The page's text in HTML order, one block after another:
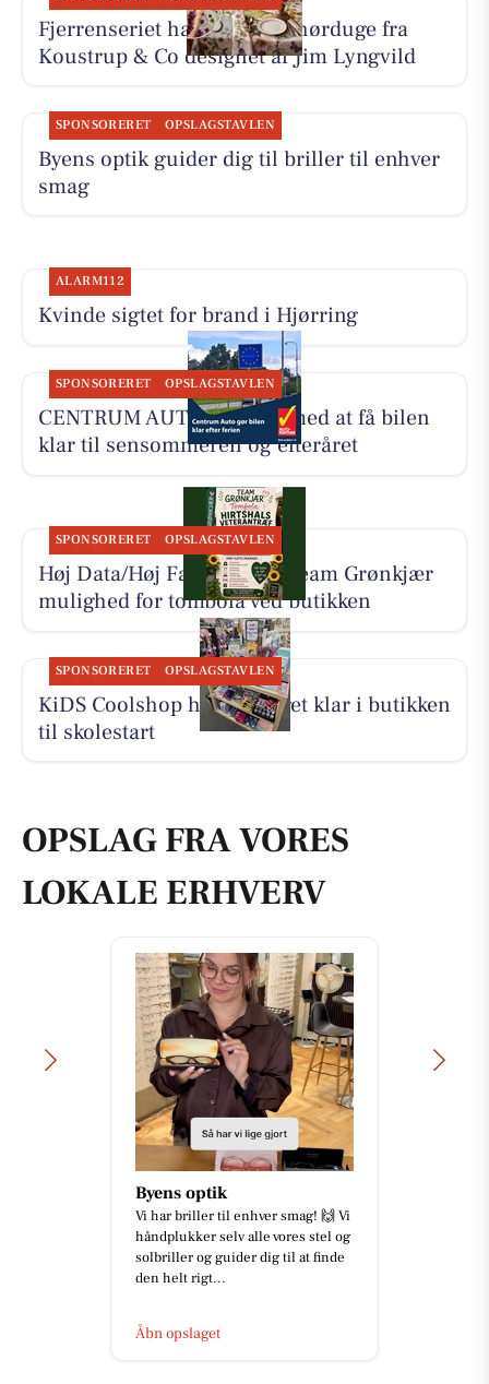
Fjerrenseriet har tilbud på hørduge fra
Koustrup & Co designet af Jim Lyngvild
SPONSORERET OPSLAGSTAVLEN
Byens optik guider dig til briller til enhver
smag
ALARM112
Kvinde sigtet for brand i Hjørring
SPONSORERET OPSLAGSTAVLEN
CENTRUM AUTO hjælper med at få bilen
klar til sensommeren og efteråret
SPONSORERET OPSLAGSTAVLEN
Høj Data/Høj Farver giver Team Grønkjær
mulighed for tombola ved butikken
SPONSORERET OPSLAGSTAVLEN
KiDS Coolshop har udvalget klar i butikken
til skolestart
OPSLAG FRA VORES
LOKALE ERHVERV
Byens optik
Vi har briller til enhver smag! 🙌 Vi
håndplukker selv alle vores stel og
solbriller og guider dig til at finde
den helt rigt...
Åbn opslaget